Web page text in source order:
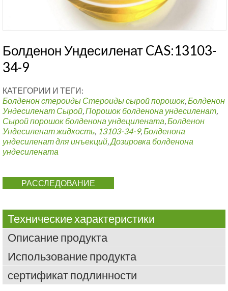
Болденон Ундесиленат CAS:13103-
34-9
КАТЕГОРИИ И ТЕГИ:
Болденон стероиды Стероиды сырой порошок,Болденон
Ундесиленат Сырой,Порошок болденона ундесиленат,
Сырой порошок болденона ундецилената,Болденон
Ундесиленат жидкость, 13103-34-9,Болденона
ундесиленат для инъекций,Дозировка болденона
ундесилената
РАССЛЕДОВАНИЕ
Технические характеристики
Описание продукта
Использование продукта
сертификат подлинности